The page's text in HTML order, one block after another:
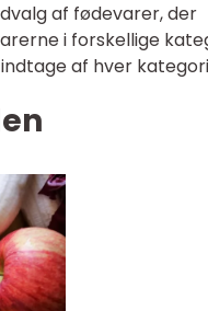
af fødevarer, der
i forskellige
af hver